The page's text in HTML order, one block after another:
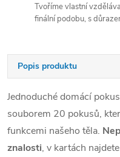
Tvoříme vlastní
finální podobu, s
Popis produktu
Jednoduché domácí
souborem 20 pokusů,
funkcemi našeho těla.
znalosti, v kartách